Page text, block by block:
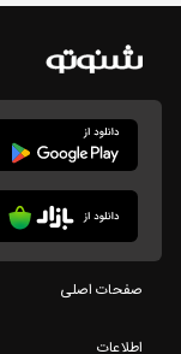
صفحات اصلی
اطلاعات